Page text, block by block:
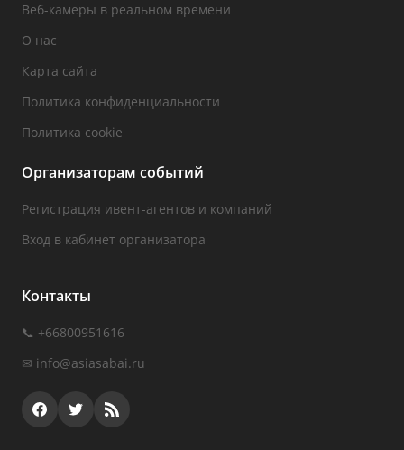
Веб-камеры в реальном времени
О нас
Карта сайта
Политика конфиденциальности
Политика cookie
Организаторам событий
Регистрация ивент-агентов и компаний
Вход в кабинет организатора
Контакты
📞 +66800951616
✉ info@asiasabai.ru